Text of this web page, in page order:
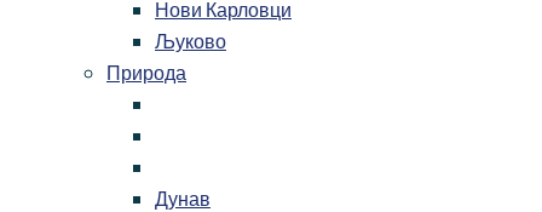
Нови Карловци
Љуково
Природа
Дунав